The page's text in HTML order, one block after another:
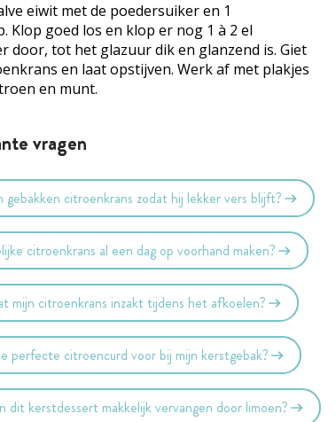
eiwit met de poedersuiker en 1
Klop goed los en klop er nog 1 à 2 el
door, tot het glazuur dik en glanzend is. Giet
en laat opstijven. Werk af met plakjes
en munt.
vragen
gebakken citroenkrans zodat hij lekker vers blijft?
citroenkrans al een dag op voorhand maken?
mijn citroenkrans inzakt tijdens het afkoelen?
perfecte citroencurd voor bij mijn kerstgebak?
dit kerstdessert makkelijk vervangen door limoen?